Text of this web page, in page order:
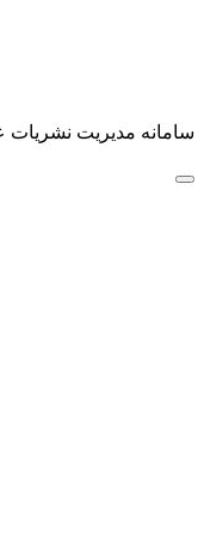
سامانه مدیریت نشریات